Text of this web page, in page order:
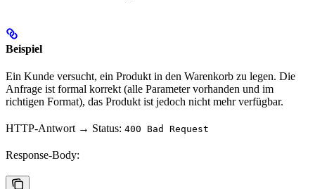
Beispiel
Ein Kunde versucht, ein Produkt in den Warenkorb zu legen. Die
Anfrage ist formal korrekt (alle Parameter vorhanden und im
richtigen Format), das Produkt ist jedoch nicht mehr verfügbar.
HTTP-Antwort → Status: 400 Bad Request
Response-Body: